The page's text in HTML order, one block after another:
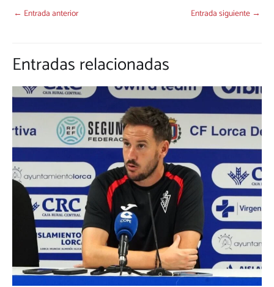
← Entrada anterior Entrada siguiente →
Entradas relacionadas